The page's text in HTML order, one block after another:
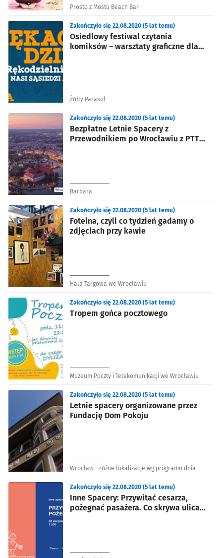
Prosto z Mostu Beach Bar
Osiedlowy festiwal czytania
komiksów – warsztaty graficzne dla
Zakończyło się 22.08.2020 (5 lat temu)
Żółty Parasol
Bezpłatne Letnie Spacery z
Przewodnikiem po Wrocławiu z PTTK,
Zakończyło się 22.08.2020 (5 lat temu)
Barbara
Foteina, czyli co tydzień gadamy o
zdjęciach przy kawie
Zakończyło się 22.08.2020 (5 lat temu)
Hala Targowa we Wrocławiu
Tropem gońca pocztowego
Zakończyło się 22.08.2020 (5 lat temu)
Muzeum Poczty i Telekomunikacji we Wrocławiu
Letnie spacery organizowane przez
Fundację Dom Pokoju
Zakończyło się 22.08.2020 (5 lat temu)
Wrocław - różne lokalizacje wg programu dnia
Inne Spacery: Przywitać cesarza,
pożegnać pasażera. Co skrywa ulica
Zakończyło się 22.08.2020 (5 lat temu)